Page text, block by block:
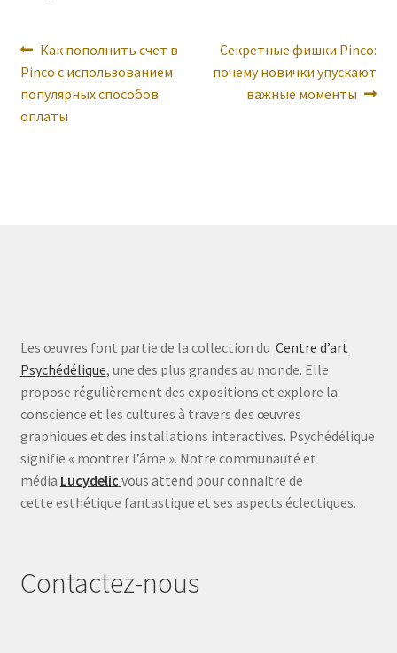
Navigation
de
l’article
Article
précédent :
Как пополнить счет в
Pinco с использованием
популярных способов
оплаты
Article
suivant :
Секретные фишки Pinco:
почему новички упускают
важные моменты
Les œuvres font partie de la collection du Centre d’art
Psychédélique, une des plus grandes au monde. Elle
propose régulièrement des expositions et explore la
conscience et les cultures à travers des œuvres
graphiques et des installations interactives. Psychédélique
signifie « montrer l’âme ». Notre communauté et
média Lucydelic vous attend pour connaitre de
cette esthétique fantastique et ses aspects éclectiques.
Contactez-nous